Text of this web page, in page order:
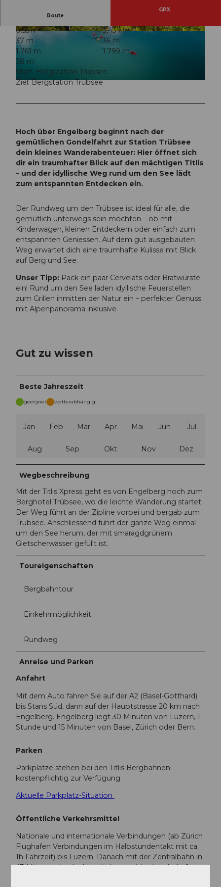
© Engelberg - Titlis Tourismus, Engelberg-Titlis Tourismus
© Engelberg - Titlis Tourismus, Engelberg-Titlis
Tourismus
© Engelberg - Titlis Tourismus, Engelberg-Titlis
Route
GPX
0:55 h
3,43 km
37 m
36 m
1.761 m
1.799 m
38 m
Start: Bergstation Trübsee
Ziel: Bergstation Trübsee
Hoch über Engelberg beginnt nach der
gemütlichen Gondelfahrt zur Station Trübsee
dein kleines Wanderabenteuer: Hier öffnet sich
dir ein traumhafter Blick auf den mächtigen Titlis
– und der idyllische Weg rund um den See lädt
zum entspannten Entdecken ein.
Der Rundweg um den Trübsee ist ideal für alle, die
gemütlich unterwegs sein möchten – ob mit
Kinderwagen, kleinen Entdeckern oder einfach zum
entspannten Geniessen. Auf dem gut ausgebauten
Weg erwartet dich eine traumhafte Kulisse mit Blick
auf Berg und See.
Unser Tipp: Pack ein paar Cervelats oder Bratwürste
ein! Rund um den See laden idyllische Feuerstellen
zum Grillen inmitten der Natur ein – perfekter Genuss
mit Alpenpanorama inklusive.
Gut zu wissen
Beste Jahreszeit
geeignet wetterabhängig
Jan Feb Mär Apr Mai Jun Jul
Aug Sep Okt Nov Dez
Wegbeschreibung
Mit der Titlis Xpress geht es von Engelberg hoch zum
Berghotel Trübsee, wo die leichte Wanderung startet.
Der Weg führt an der Zipline vorbei und bergab zum
Trübsee. Anschliessend führt der ganze Weg einmal
um den See herum, der mit smaragdgrünem
Gletscherwasser gefüllt ist.
Toureigenschaften
Bergbahntour
Einkehrmöglichkeit
Rundweg
Anreise und Parken
Anfahrt
Mit dem Auto fahren Sie auf der A2 (Basel-Gotthard)
bis Stans Süd, dann auf der Hauptstrasse 20 km nach
Engelberg. Engelberg liegt 30 Minuten von Luzern, 1
Stunde und 15 Minuten von Basel, Zürich oder Bern.
Parken
Parkplätze stehen bei den Titlis Bergbahnen
kostenpflichtig zur Verfügung.
Aktuelle Parkplatz-Situation
Öffentliche Verkehrsmittel
Nationale und internationale Verbindungen (ab Zürich
Flughafen Verbindungen im Halbstundentakt mit ca.
1h Fahrzeit) bis Luzern. Danach mit der Zentralbahn in
43 Minuten durch abwechslungsreiche Landschaft